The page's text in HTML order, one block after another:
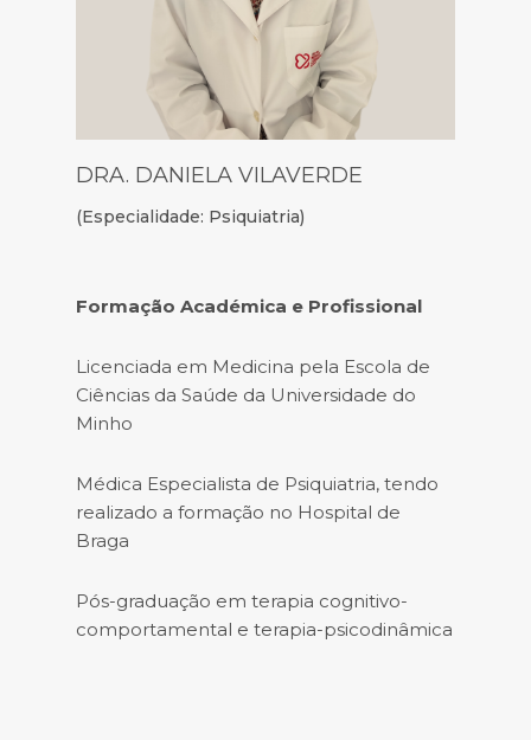
DRA. DANIELA VILAVERDE
(Especialidade: Psiquiatria)
Formação Académica e Profissional
Licenciada em Medicina pela Escola de
Ciências da Saúde da Universidade do
Minho
Médica Especialista de Psiquiatria, tendo
realizado a formação no Hospital de
Braga
Pós-graduação em terapia cognitivo-
comportamental e terapia-psicodinâmica